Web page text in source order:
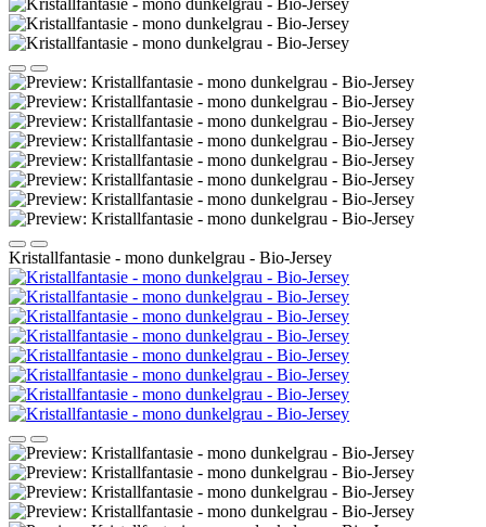
Kristallfantasie - mono dunkelgrau - Bio-Jersey